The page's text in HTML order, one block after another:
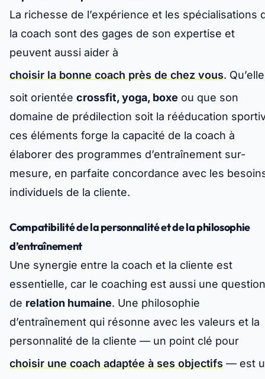
La richesse de l’expérience et les spécialisations
la coach sont des gages de son expertise et
peuvent aussi aider à
choisir la bonne coach près de chez vous. Qu’elle
soit orientée crossfit, yoga, boxe ou que son
domaine de prédilection soit la rééducation
ces éléments forge la capacité de la coach à
élaborer des programmes d’entraînement sur-
mesure, en parfaite concordance avec les
individuels de la cliente.
Compatibilité de la personnalité et de la philosophie
d’entraînement
Une synergie entre la coach et la cliente est
essentielle, car le coaching est aussi une question
de relation humaine. Une philosophie
d’entraînement qui résonne avec les valeurs et la
personnalité de la cliente — un point clé pour
choisir une coach adaptée à ses objectifs — est